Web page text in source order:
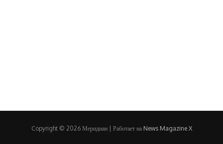
Copyright © 2026 Меридиан | Работает на News Magazine X